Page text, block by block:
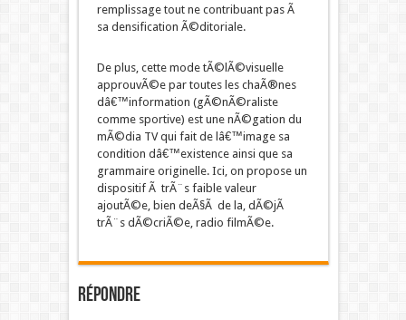
remplissage tout ne contribuant pas Ã
sa densification Ã©ditoriale.
De plus, cette mode tÃ©lÃ©visuelle
approuvÃ©e par toutes les chaÃ®nes
dâ€™information (gÃ©nÃ©raliste
comme sportive) est une nÃ©gation du
mÃ©dia TV qui fait de lâ€™image sa
condition dâ€™existence ainsi que sa
grammaire originelle. Ici, on propose un
dispositif Ã trÃ¨s faible valeur
ajoutÃ©e, bien deÃ§Ã de la, dÃ©jÃ
trÃ¨s dÃ©criÃ©e, radio filmÃ©e.
Répondre